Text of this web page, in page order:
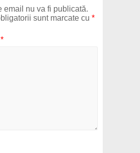
email nu va fi publicată.
sunt marcate cu *
*